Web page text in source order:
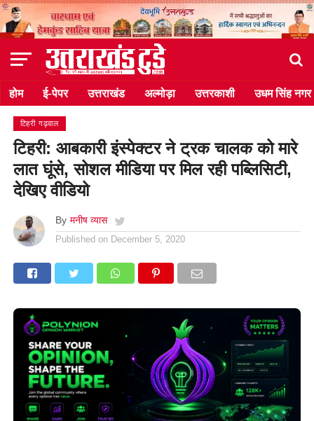
होम ई-पेपर उत्तराखंड अल्मोड़ा उत्तरकाशी उधम सिंह नगर
टिहरी गढ़वाल
टिहरी: आबकारी इंस्पेक्टर ने ट्रक चालक को मारे
लात घूंसे, सोशल मीडिया पर मिल रही पब्लिसिटी,
देखिए वीडियो
By मनीष व्यास
Published on December 5, 2020